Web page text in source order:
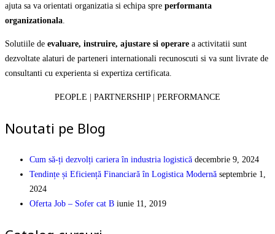
ajuta sa va orientati organizatia si echipa spre performanta
organizationala
Solutiile de evaluare, instruire, ajustare si operare a activitatii sunt
dezvoltate alaturi de parteneri internationali recunoscuti si va sunt livrate de
consultanti cu experienta si expertiza certificata.
PEOPLE | PARTNERSHIP | PERFORMANCE
Noutati pe Blog
Cum să-ți dezvolți cariera în industria logistică decembrie 9, 2024
Tendințe și Eficiență Financiară în Logistica Modernă septembrie 1,
2024
Oferta Job – Sofer cat B iunie 11, 2019